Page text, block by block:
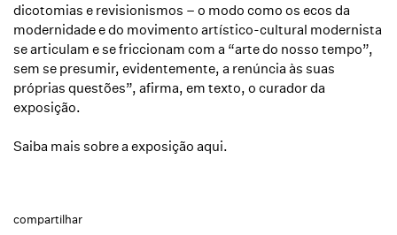
dicotomias e revisionismos – o modo como os ecos da
modernidade e do movimento artístico-cultural modernista
se articulam e se friccionam com a “arte do nosso tempo”,
sem se presumir, evidentemente, a renúncia às suas
próprias questões”, afirma, em texto, o curador da
exposição.
Saiba mais sobre a exposição aqui.
compartilhar